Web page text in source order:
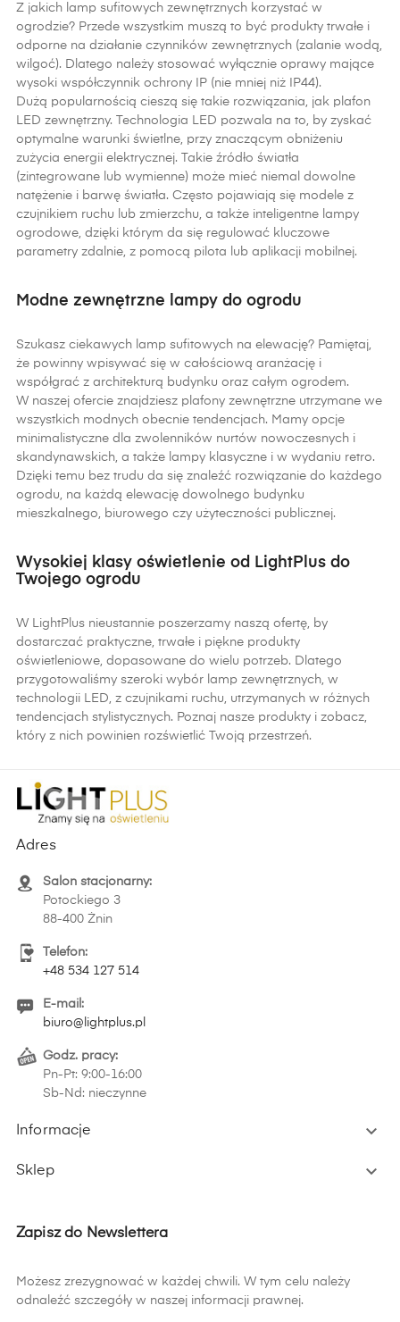
Z jakich lamp sufitowych zewnętrznych korzystać w
ogrodzie? Przede wszystkim muszą to być produkty trwałe i
odporne na działanie czynników zewnętrznych (zalanie wodą,
wilgoć). Dlatego należy stosować wyłącznie oprawy mające
wysoki współczynnik ochrony IP (nie mniej niż IP44).
Dużą popularnością cieszą się takie rozwiązania, jak plafon
LED zewnętrzny. Technologia LED pozwala na to, by zyskać
optymalne warunki świetlne, przy znaczącym obniżeniu
zużycia energii elektrycznej. Takie źródło światła
(zintegrowane lub wymienne) może mieć niemal dowolne
natężenie i barwę światła. Często pojawiają się modele z
czujnikiem ruchu lub zmierzchu, a także inteligentne lampy
ogrodowe, dzięki którym da się regulować kluczowe
parametry zdalnie, z pomocą pilota lub aplikacji mobilnej.
Modne zewnętrzne lampy do ogrodu
Szukasz ciekawych lamp sufitowych na elewację? Pamiętaj,
że powinny wpisywać się w całościową aranżację i
współgrać z architekturą budynku oraz całym ogrodem.
W naszej ofercie znajdziesz plafony zewnętrzne utrzymane we
wszystkich modnych obecnie tendencjach. Mamy opcje
minimalistyczne dla zwolenników nurtów nowoczesnych i
skandynawskich, a także lampy klasyczne i w wydaniu retro.
Dzięki temu bez trudu da się znaleźć rozwiązanie do każdego
ogrodu, na każdą elewację dowolnego budynku
mieszkalnego, biurowego czy użyteczności publicznej.
Wysokiej klasy oświetlenie od LightPlus do
Twojego ogrodu
W LightPlus nieustannie poszerzamy naszą ofertę, by
dostarczać praktyczne, trwałe i piękne produkty
oświetleniowe, dopasowane do wielu potrzeb. Dlatego
przygotowaliśmy szeroki wybór lamp zewnętrznych, w
technologii LED, z czujnikami ruchu, utrzymanych w różnych
tendencjach stylistycznych. Poznaj nasze produkty i zobacz,
który z nich powinien rozświetlić Twoją przestrzeń.
Adres
Salon stacjonarny:
Potockiego 3
88-400 Żnin
Telefon:
+48 534 127 514
E-mail:
biuro@lightplus.pl
Godz. pracy:
Pn-Pt: 9:00-16:00
Sb-Nd: nieczynne
Informacje 
Sklep 
Zapisz do Newslettera
Możesz zrezygnować w każdej chwili. W tym celu należy
odnaleźć szczegóły w naszej informacji prawnej.